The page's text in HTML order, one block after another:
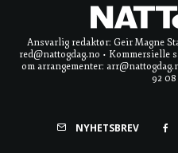
Ansvarlig redaktør: Geir Magne
red@nattogdag.no • Kommersielle
om arrangementer:
92 08
NYHETSBREV